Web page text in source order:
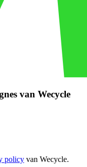
van Wecycle
policy van Wecycle.